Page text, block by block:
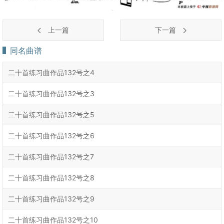
上一篇 下一篇
同名曲谱
二十首练习曲作品132号之4
二十首练习曲作品132号之3
二十首练习曲作品132号之5
二十首练习曲作品132号之6
二十首练习曲作品132号之7
二十首练习曲作品132号之8
二十首练习曲作品132号之9
二十首练习曲作品132号之10